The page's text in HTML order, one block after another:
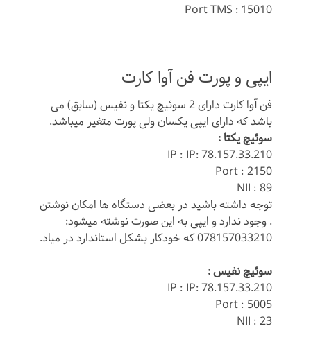
Port TMS : 15010
ایپی و پورت فن آوا کارت
فن آوا کارت دارای 2 سوئیچ یکتا و نفیس (سابق) می
باشد که دارای ایپی یکسان ولی پورت متغیر میباشد.
سوئیچ یکتا :
IP : IP: 78.157.33.210
Port : 2150
NII : 89
توجه داشته باشید در بعضی دستگاه ها امکان نوشتن
. وجود ندارد و ایپی به این صورت نوشته میشود:
078157033210 که خودکار بشکل استاندارد در میاد.
سوئیچ نفیس :
IP : IP: 78.157.33.210
Port : 5005
NII : 23